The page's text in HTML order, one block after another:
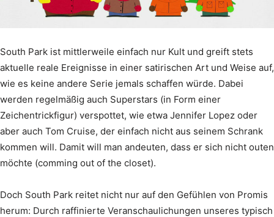
South Park ist mittlerweile einfach nur Kult und greift stets
aktuelle reale Ereignisse in einer satirischen Art und Weise auf,
wie es keine andere Serie jemals schaffen würde. Dabei
werden regelmäßig auch Superstars (in Form einer
Zeichentrickfigur) verspottet, wie etwa Jennifer Lopez oder
aber auch Tom Cruise, der einfach nicht aus seinem Schrank
kommen will. Damit will man andeuten, dass er sich nicht outen
möchte (comming out of the closet).
Doch South Park reitet nicht nur auf den Gefühlen von Promis
herum: Durch raffinierte Veranschaulichungen unseres typisch